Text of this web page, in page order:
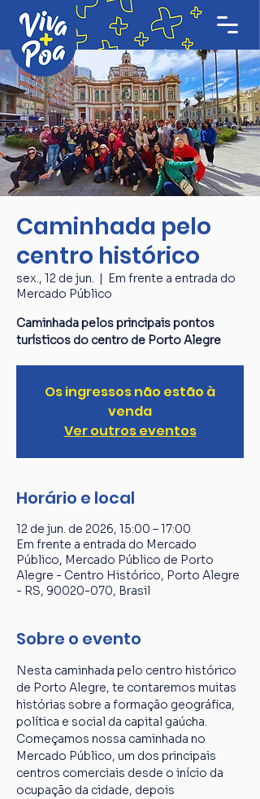
Caminhada pelo
centro histórico
sex., 12 de jun.
  |
Em frente a entrada do
Mercado Público
Caminhada pelos principais pontos
turísticos do centro de Porto Alegre
Os ingressos não estão à
venda
Ver outros eventos
Horário e local
12 de jun. de 2026, 15:00 – 17:00
Em frente a entrada do Mercado
Público, Mercado Público de Porto
Alegre - Centro Histórico, Porto Alegre
- RS, 90020-070, Brasil
Sobre o evento
Nesta caminhada pelo centro histórico
de Porto Alegre, te contaremos muitas
histórias sobre a formação geográfica,
política e social da capital gaúcha.
Começamos nossa caminhada no
Mercado Público, um dos principais
centros comerciais desde o início da
ocupação da cidade, depois